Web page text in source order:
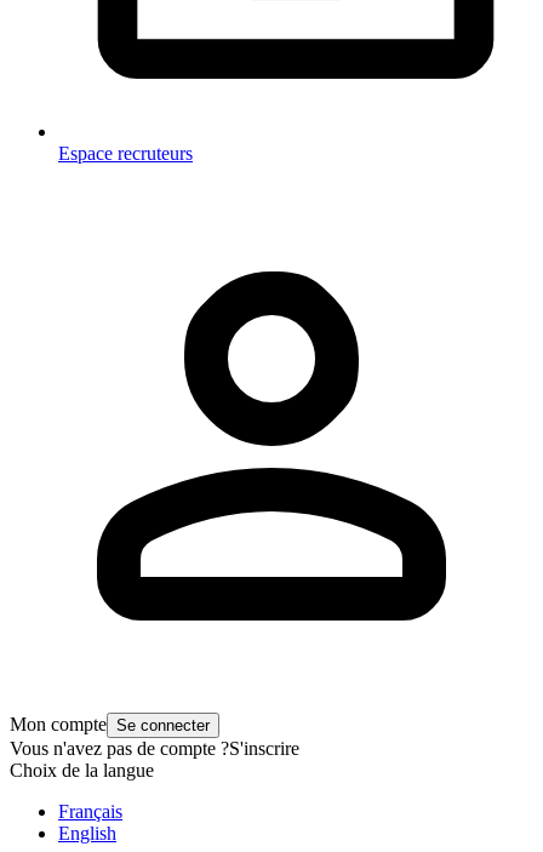
Espace recruteurs
Mon compte Se connecter
Vous n'avez pas de compte ?S'inscrire
Choix de la langue
Français
English